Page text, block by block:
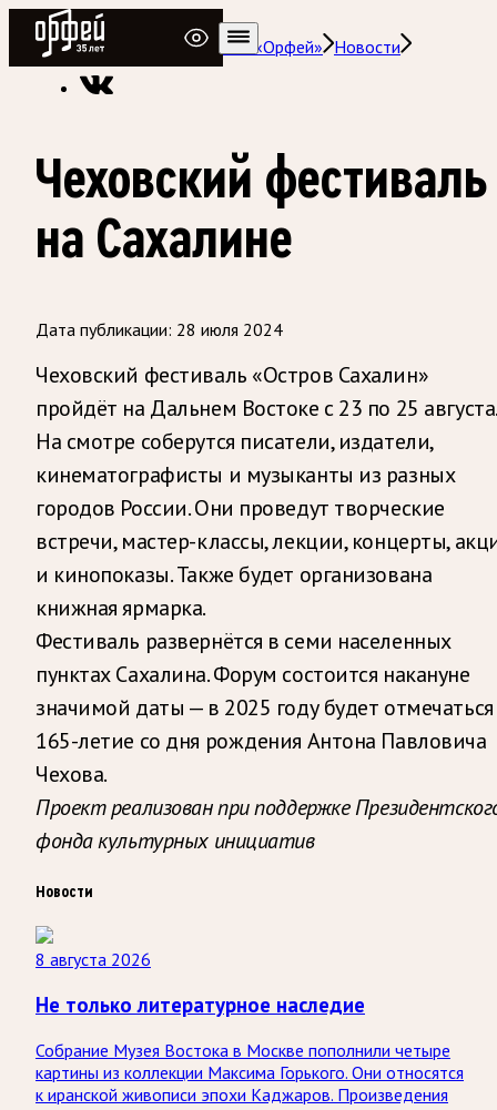
Радио Орфей
Радио классической музыки «Орфей» Новости
Чеховский фестиваль
на Сахалине
Дата публикации: 28 июля 2024
Чеховский фестиваль «Остров Сахалин»
пройдёт на Дальнем Востоке с 23 по 25 августа.
На смотре соберутся писатели, издатели,
кинематографисты и музыканты из разных
городов России. Они проведут творческие
встречи, мастер-классы, лекции, концерты,
и кинопоказы. Также будет организована
книжная ярмарка.
Фестиваль развернётся в семи населенных
пунктах Сахалина. Форум состоится накануне
значимой даты — в 2025 году будет отмечаться
165-летие со дня рождения Антона Павловича
Чехова.
Проект реализован при поддержке
фонда культурных инициатив
Новости
8 августа 2026
Не только литературное наследие
Собрание Музея Востока в Москве пополнили четыре
картины из коллекции Максима Горького. Они относятся
к иранской живописи эпохи Каджаров. Произведения